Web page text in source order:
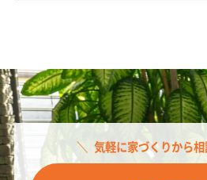
気軽に家づくりから